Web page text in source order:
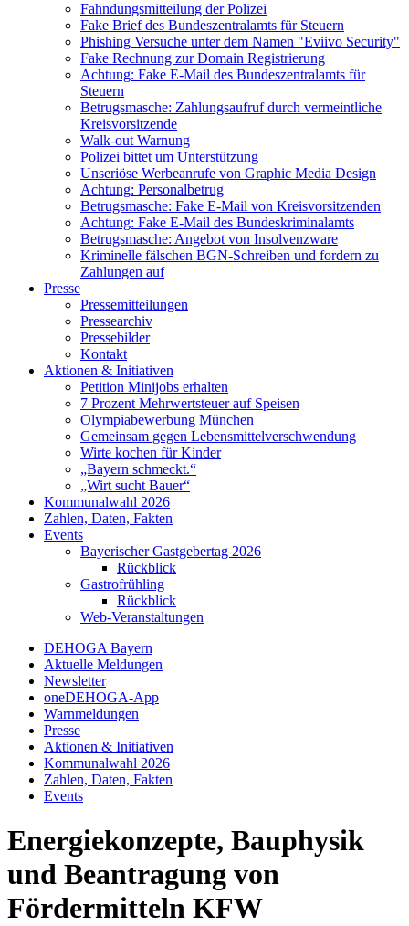
Fahndungsmitteilung der Polizei
Fake Brief des Bundeszentralamts für Steuern
Phishing Versuche unter dem Namen "Eviivo Security"
Fake Rechnung zur Domain Registrierung
Achtung: Fake E-Mail des Bundeszentralamts für
Steuern
Betrugsmasche: Zahlungsaufruf durch vermeintliche
Kreisvorsitzende
Walk-out Warnung
Polizei bittet um Unterstützung
Unseriöse Werbeanrufe von Graphic Media Design
Achtung: Personalbetrug
Betrugsmasche: Fake E-Mail von Kreisvorsitzenden
Achtung: Fake E-Mail des Bundeskriminalamts
Betrugsmasche: Angebot von Insolvenzware
Kriminelle fälschen BGN-Schreiben und fordern zu
Zahlungen auf
Presse
Pressemitteilungen
Pressearchiv
Pressebilder
Kontakt
Aktionen & Initiativen
Petition Minijobs erhalten
7 Prozent Mehrwertsteuer auf Speisen
Olympiabewerbung München
Gemeinsam gegen Lebensmittelverschwendung
Wirte kochen für Kinder
„Bayern schmeckt.“
„Wirt sucht Bauer“
Kommunalwahl 2026
Zahlen, Daten, Fakten
Events
Bayerischer Gastgebertag 2026
Rückblick
Gastrofrühling
Rückblick
Web-Veranstaltungen
DEHOGA Bayern
Aktuelle Meldungen
Newsletter
oneDEHOGA-App
Warnmeldungen
Presse
Aktionen & Initiativen
Kommunalwahl 2026
Zahlen, Daten, Fakten
Events
Energiekonzepte, Bauphysik
und Beantragung von
Fördermitteln KFW